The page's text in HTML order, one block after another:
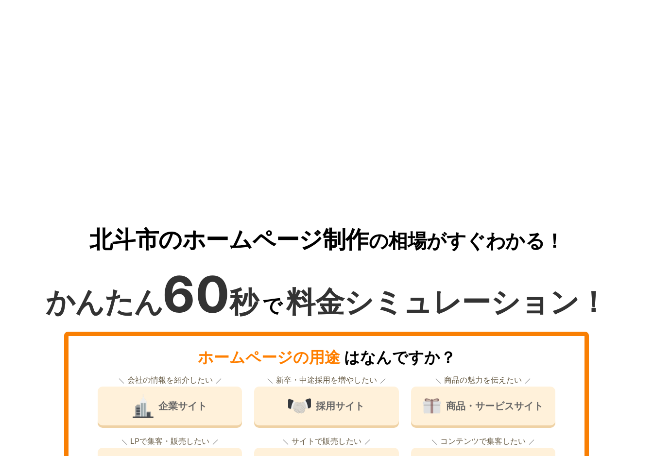
北斗市のホームページ制作の相場がすぐわかる！
かんたん60秒で料金シミュレーション！
ホームページの用途はなんですか？
会社の情報を紹介したい
企業サイト
新卒・中途採用を増やしたい
採用サイト
商品の魅力を伝えたい
商品・サービスサイト
LPで集客・販売したい サイトで販売したい コンテンツで集客したい